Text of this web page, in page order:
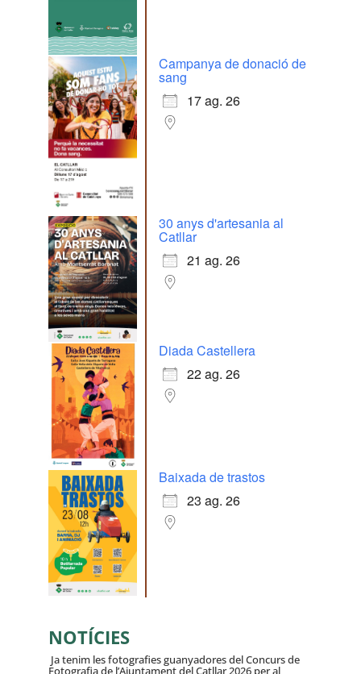
Campanya de donació de
sang
17 ag. 26
30 anys d'artesania al
Catllar
21 ag. 26
Diada Castellera
22 ag. 26
Baixada de trastos
23 ag. 26
NOTÍCIES
Ja tenim les fotografies guanyadores del Concurs de
Fotografia de l’Ajuntament del Catllar 2026 per al